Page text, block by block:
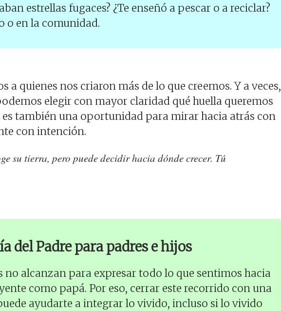
estrellas fugaces? ¿Te enseñó a pescar o a reciclar?
o en la comunidad.
a quienes nos criaron más de lo que creemos. Y a veces,
elegir con mayor claridad qué huella queremos
es también una oportunidad para mirar hacia atrás con
con intención.
su tierra, pero puede decidir hacia dónde crecer. Tú
del Padre para padres e hijos
no alcanzan para expresar todo lo que sentimos hacia
como papá. Por eso, cerrar este recorrido con una
ayudarte a integrar lo vivido, incluso si lo vivido